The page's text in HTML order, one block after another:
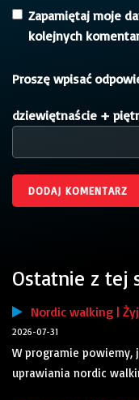
Zapamiętaj moje
kolejnych
Proszę wpisać
dziewiętnaście +
Ostatnie z tej
Nordic walking |
2026-07-31
W programie powiemy,
uprawiania nordic